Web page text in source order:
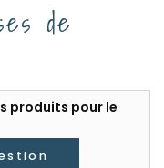
de
produits pour le